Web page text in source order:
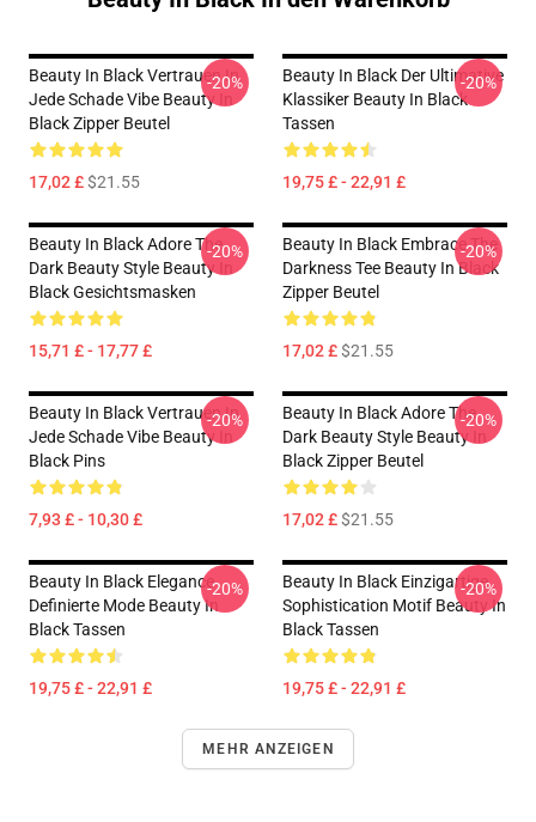
Beauty In Black Vertrauen In
Jede Schade Vibe Beauty In
Black Zipper Beutel
17,02 £$21.55
-20%
Beauty In Black Der Ultimative
Klassiker Beauty In Black
Tassen
19,75 £ - 22,91 £
-20%
Beauty In Black Adore The
Dark Beauty Style Beauty In
Black Gesichtsmasken
15,71 £ - 17,77 £
-20%
Beauty In Black Embrace The
Darkness Tee Beauty In Black
Zipper Beutel
17,02 £$21.55
-20%
Beauty In Black Vertrauen In
Jede Schade Vibe Beauty In
Black Pins
7,93 £ - 10,30 £
-20%
Beauty In Black Adore The
Dark Beauty Style Beauty In
Black Zipper Beutel
17,02 £$21.55
-20%
Beauty In Black Elegance
Definierte Mode Beauty In
Black Tassen
19,75 £ - 22,91 £
-20%
Beauty In Black Einzigartige
Sophistication Motif Beauty In
Black Tassen
19,75 £ - 22,91 £
-20%
MEHR ANZEIGEN